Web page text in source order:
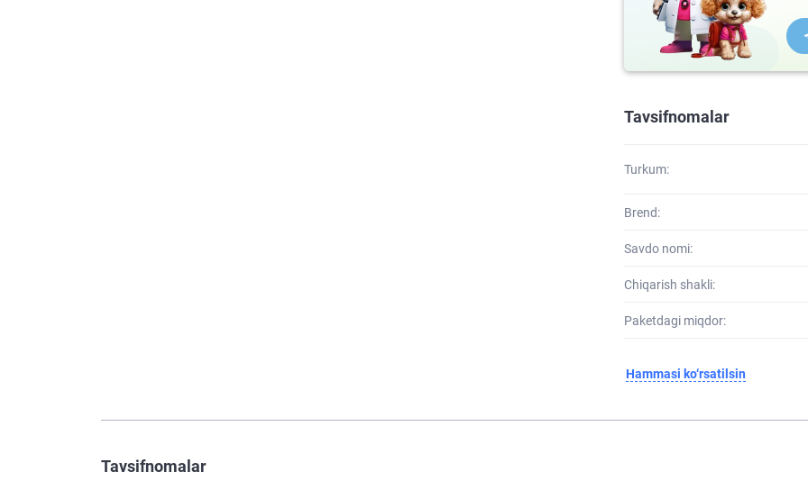
Tavsifnomalar
Turkum:
Brend:
Savdo nomi:
Chiqarish shakli:
Paketdagi miqdor:
Hammasi ko‘rsatilsin
Tavsifnomalar